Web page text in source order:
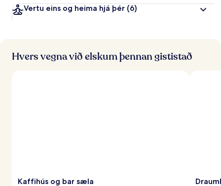
Vertu eins og heima hjá þér (6)
Hvers vegna við elskum þennan gististað
Kaffihús og bar sæla